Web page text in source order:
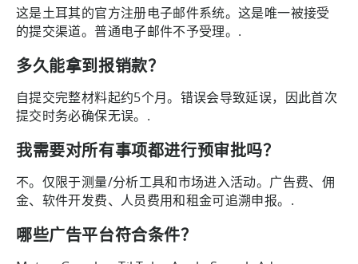
这是土耳其的官方注册电子邮件系统。这是唯一被接受
的提交渠道。普通电子邮件不予受理。.
多久能拿到报销款？
自提交完整材料起约5个月。错误会导致延误，因此首次
提交时务必确保无误。.
我需要对所有事项都进行预审批吗？
不。仅限于测量/分析工具和市场进入活动。广告费、佣
金、软件开发费、人员费用和租金可追溯申报。.
哪些广告平台符合条件？